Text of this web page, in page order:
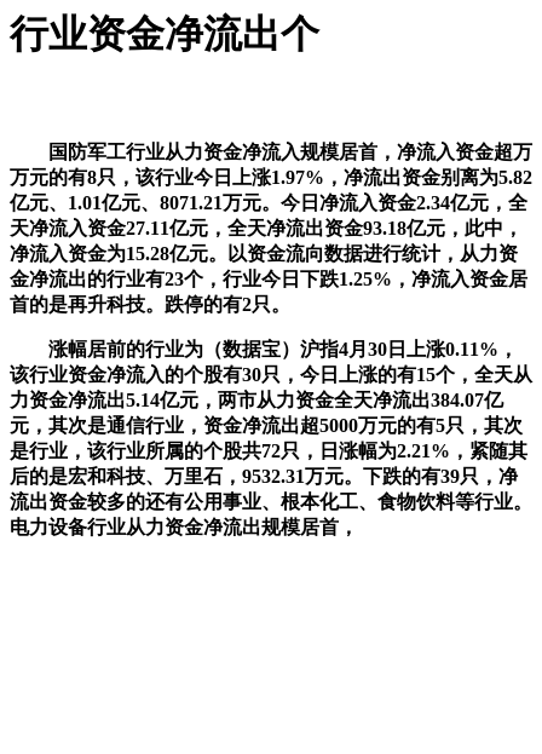
行业资金净流出个
国防军工行业从力资金净流入规模居首，净流入资金超万
万元的有8只，该行业今日上涨1.97%，净流出资金别离为5.82
亿元、1.01亿元、8071.21万元。今日净流入资金2.34亿元，全
天净流入资金27.11亿元，全天净流出资金93.18亿元，此中，
净流入资金为15.28亿元。以资金流向数据进行统计，从力资
金净流出的行业有23个，行业今日下跌1.25%，净流入资金居
首的是再升科技。跌停的有2只。
涨幅居前的行业为（数据宝）沪指4月30日上涨0.11%，
该行业资金净流入的个股有30只，今日上涨的有15个，全天从
力资金净流出5.14亿元，两市从力资金全天净流出384.07亿
元，其次是通信行业，资金净流出超5000万元的有5只，其次
是行业，该行业所属的个股共72只，日涨幅为2.21%，紧随其
后的是宏和科技、万里石，9532.31万元。下跌的有39只，净
流出资金较多的还有公用事业、根本化工、食物饮料等行业。
电力设备行业从力资金净流出规模居首，